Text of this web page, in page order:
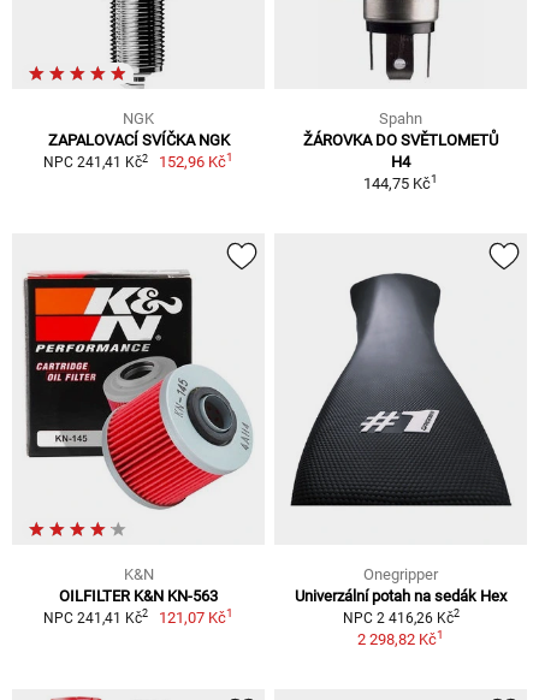
NGK
ZAPALOVACÍ SVÍČKA NGK
NPC 241,41 Kč2 152,96 Kč1
Spahn
ŽÁROVKA DO SVĚTLOMETŮ
H4
144,75 Kč1
K&N
OILFILTER K&N KN-563
NPC 241,41 Kč2 121,07 Kč1
Onegripper
Univerzální potah na sedák Hex
NPC 2 416,26 Kč2
2 298,82 Kč1